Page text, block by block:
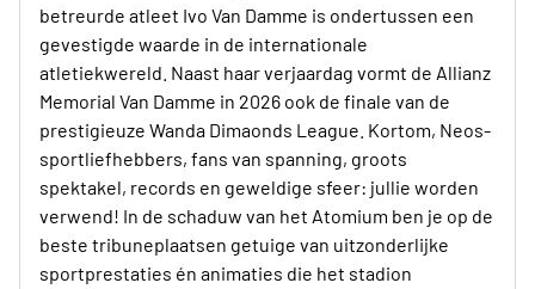
betreurde atleet Ivo Van Damme is ondertussen een
gevestigde waarde in de internationale
atletiekwereld. Naast haar verjaardag vormt de Allianz
Memorial Van Damme in 2026 ook de finale van de
prestigieuze Wanda Dimaonds League. Kortom, Neos-
sportliefhebbers, fans van spanning, groots
spektakel, records en geweldige sfeer: jullie worden
verwend! In de schaduw van het Atomium ben je op de
beste tribuneplaatsen getuige van uitzonderlijke
sportprestaties én animaties die het stadion